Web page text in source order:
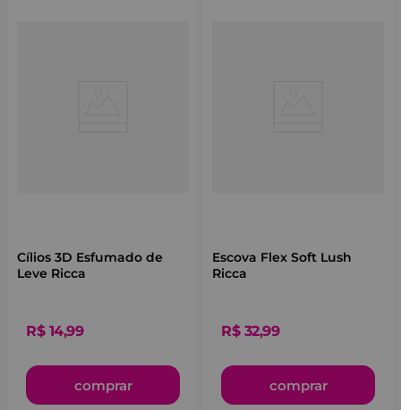
Cílios 3D Esfumado de
Leve Ricca
R$ 14,99
comprar
Escova Flex Soft Lush
Ricca
R$ 32,99
comprar